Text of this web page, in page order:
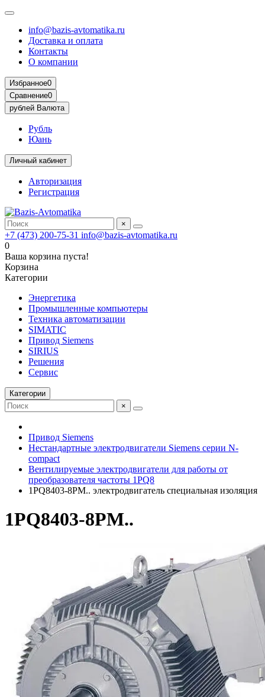
info@bazis-avtomatika.ru
Доставка и оплата
Контакты
О компании
Избранное0
Сравнение0
рублей Валюта
Рубль
Юань
Личный кабинет
Авторизация
Регистрация
×
+7 (473) 200-75-31 info@bazis-avtomatika.ru
0
Ваша корзина пуста!
Корзина
Категории
Энергетика
Промышленные компьютеры
Техника автоматизации
SIMATIC
Привод Siemens
SIRIUS
Решения
Сервис
Категории
×
Привод Siemens
Нестандартные электродвигатели Siemens серии N-
compact
Вентилируемые электродвигатели для работы от
преобразователя частоты 1PQ8
1PQ8403-8PM.. электродвигатель специальная изоляция
1PQ8403-8PM..